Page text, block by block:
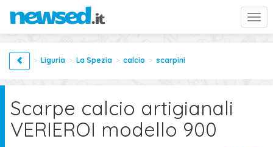
Liguria La Spezia calcio scarpini
Scarpe calcio artigianali
VERIEROI modello 900